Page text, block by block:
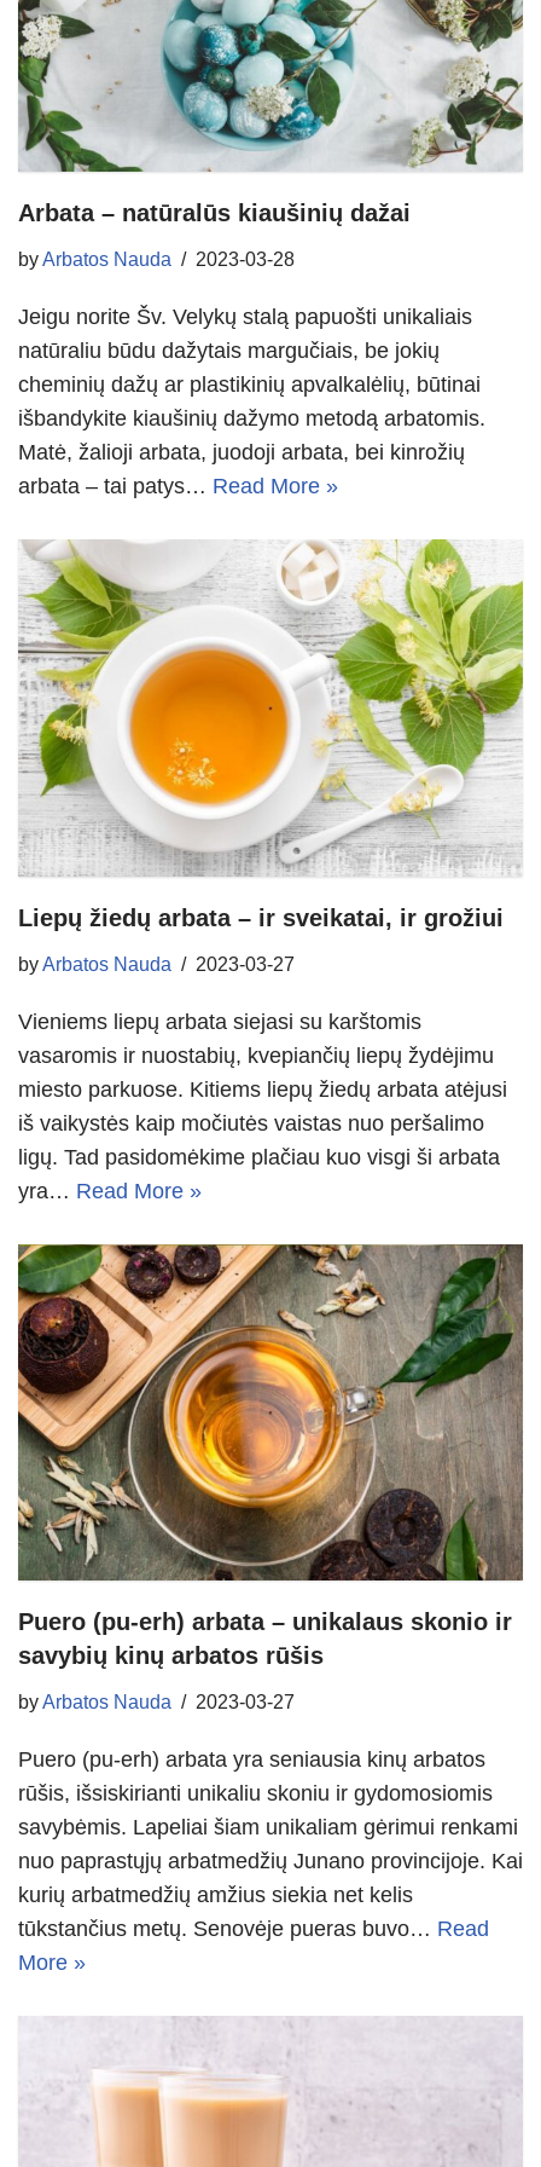
Arbata – natūralūs kiaušinių dažai
byArbatos Nauda 2023-03-28
Jeigu norite Šv. Velykų stalą papuošti unikaliais
natūraliu būdu dažytais margučiais, be jokių
cheminių dažų ar plastikinių apvalkalėlių, būtinai
išbandykite kiaušinių dažymo metodą arbatomis.
Matė, žalioji arbata, juodoji arbata, bei kinrožių
arbata – tai patys… Read More »
Liepų žiedų arbata – ir sveikatai, ir grožiui
byArbatos Nauda 2023-03-27
Vieniems liepų arbata siejasi su karštomis
vasaromis ir nuostabių, kvepiančių liepų žydėjimu
miesto parkuose. Kitiems liepų žiedų arbata atėjusi
iš vaikystės kaip močiutės vaistas nuo peršalimo
ligų. Tad pasidomėkime plačiau kuo visgi ši arbata
yra… Read More »
Puero (pu-erh) arbata – unikalaus skonio ir
savybių kinų arbatos rūšis
byArbatos Nauda 2023-03-27
Puero (pu-erh) arbata yra seniausia kinų arbatos
rūšis, išsiskirianti unikaliu skoniu ir gydomosiomis
savybėmis. Lapeliai šiam unikaliam gėrimui renkami
nuo paprastųjų arbatmedžių Junano provincijoje. Kai
kurių arbatmedžių amžius siekia net kelis
tūkstančius metų. Senovėje pueras buvo… Read
More »